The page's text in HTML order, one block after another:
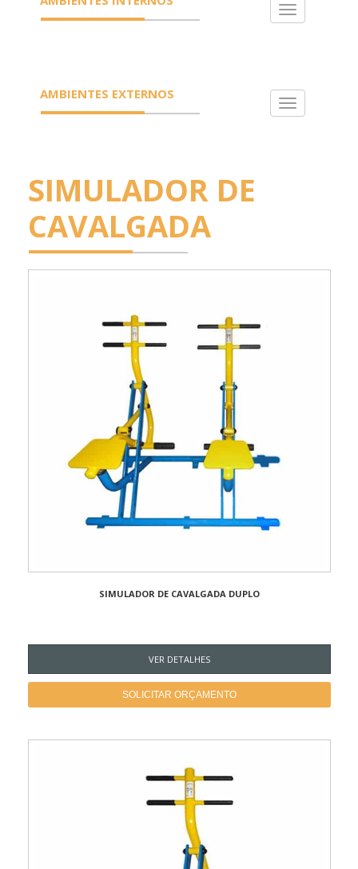
Toggle
AMBIENTES EXTERNOS
Toggle
SIMULADOR DE
CAVALGADA
SIMULADOR DE CAVALGADA DUPLO
VER DETALHES
SOLICITAR ORÇAMENTO